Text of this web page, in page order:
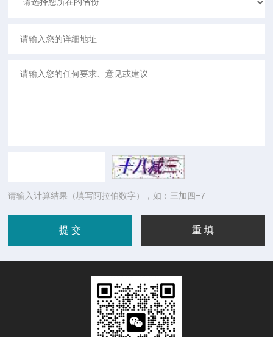
请输入计算结果（填写阿拉伯数字），如：三加四=7